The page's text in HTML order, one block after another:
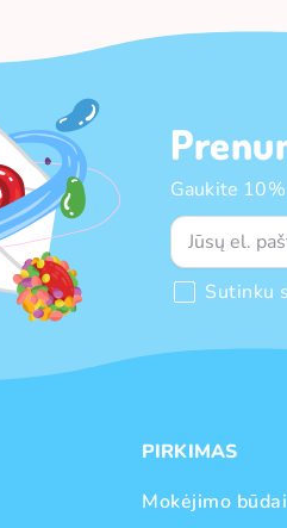
Gaukite
Sutinku
PIRKIMAS
Mokėjimo būdai